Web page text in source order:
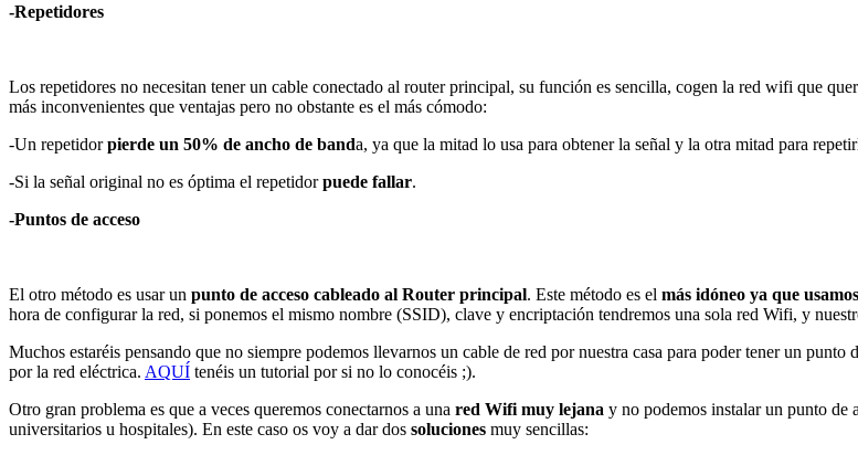
-Repetidores
Los repetidores no necesitan tener un cable conectado al router principal, su función es sencilla, cogen la red wifi que
más inconvenientes que ventajas pero no obstante es el más cómodo:
-Un repetidorpierde un 50% de ancho de banda, ya que la mitad lo usa para obtener la señal y la otra mitad para
-Si la señal original no es óptima el repetidorpuede fallar.
-Puntos de acceso
El otro método es usar un punto de acceso cableado al Router principal. Este método es el más idóneo ya que
hora de configurar la red, si ponemos el mismo nombre (SSID), clave y encriptación tendremos una sola red Wifi, y
Muchos estaréis pensando que no siempre podemos llevarnos un cable de red por nuestra casa para poder tener un punto
por la red eléctrica. AQUÍ tenéis un tutorial por si no lo conocéis ;).
Otro gran problema es que a veces queremos conectarnos a una red Wifi muy lejana y no podemos instalar un punto de
universitarios u hospitales). En este caso os voy a dar dos soluciones muy sencillas: